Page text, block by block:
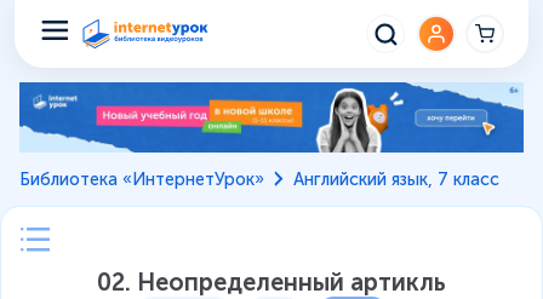
Библиотека «ИнтернетУрок» Английский язык, 7 класс
02. Неопределенный артикль